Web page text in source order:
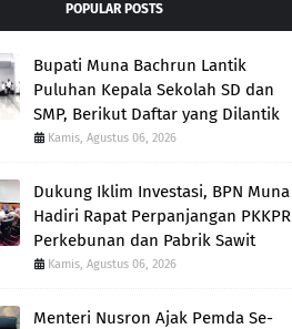
POPULAR POSTS
Bupati Muna Bachrun Lantik
Puluhan Kepala Sekolah SD dan
SMP, Berikut Daftar yang Dilantik
Kamis, Agustus 06, 2026
Dukung Iklim Investasi, BPN Muna
Hadiri Rapat Perpanjangan PKKPR
Perkebunan dan Pabrik Sawit
Kamis, Agustus 06, 2026
Menteri Nusron Ajak Pemda Se-